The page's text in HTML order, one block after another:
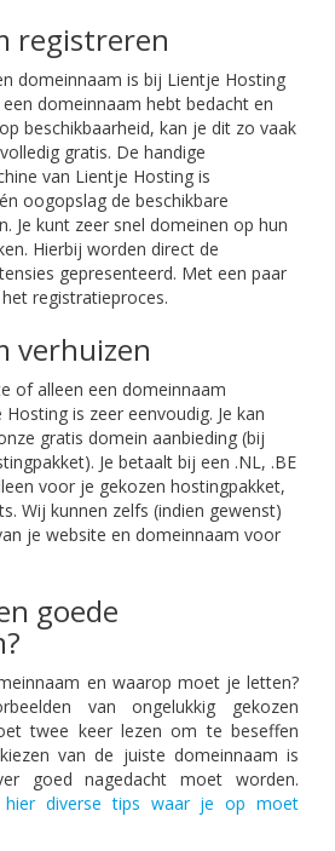
registreren
domeinnaam is bij Lientje Hosting
domeinnaam hebt bedacht en
beschikbaarheid, kan je dit zo vaak
gratis. De handige
van Lientje Hosting is
oogopslag de beschikbare
Je kunt zeer snel domeinen op hun
Hierbij worden direct de
gepresenteerd. Met een paar
registratieproces.
verhuizen
of alleen een domeinnaam
is zeer eenvoudig. Je kan
gratis domein aanbieding (bij
Je betaalt bij een .NL, .BE
voor je gekozen hostingpakket,
Wij kunnen zelfs (indien gewenst)
je website en domeinnaam voor
goede
en waarop moet je letten?
van ongelukkig gekozen
twee keer lezen om te beseffen
van de juiste domeinnaam is
goed nagedacht moet worden.
hier diverse tips waar je op moet